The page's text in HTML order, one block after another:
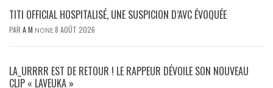
TITI OFFICIAL HOSPITALISÉ, UNE SUSPICION D’AVC ÉVOQUÉE
PAR A M NONE8 AOÛT 2026
LA_URRRR EST DE RETOUR ! LE RAPPEUR DÉVOILE SON NOUVEAU
CLIP « LAVEUKA »